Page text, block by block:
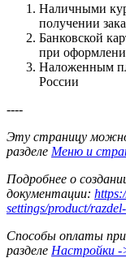
Наличными
получении
Банковской
при
Наложенным
России
----
Эту страницу
разделе Меню и
Подробнее о
документации:
settings/product/
Способы оплаты
разделе Настройки